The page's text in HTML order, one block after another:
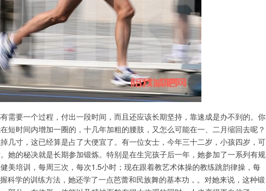
要一个过程，付出一段时间，而且还应该长期坚持，靠速成是办不到的。你
短时间内增加一圈的，十几年加粗的腰肢，又怎么可能在一、二月缩回去呢？
几寸，这已经算是占了大便宜了。有一位女士，今年三十二岁，小孩四岁，可
她的秘决就是长期参加锻炼。特别是在生完孩子后一年，她参加了一系列有规
美培训，每周三次，每次1.5小时；现在跟着教艺术体操的教练跳韵律操，每
科学的训练方法，她还学了一点芭蕾和民族舞的基本功，。对她来说，这种锻